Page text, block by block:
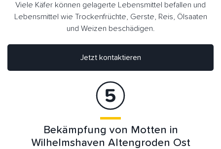
Jetzt kontaktieren
Viele Käfer können gelagerte Lebensmittel befallen und
Lebensmittel wie Trockenfrüchte, Gerste, Reis, Ölsaaten
und Weizen beschädigen.
Bekämpfung von Motten in
Wilhelmshaven Altengroden Ost